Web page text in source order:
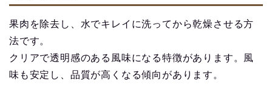
果肉を除去し、水でキレイに洗ってから乾燥させる方
法です。
クリアで透明感のある風味になる特徴があります。風
味も安定し、品質が高くなる傾向があります。